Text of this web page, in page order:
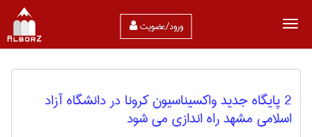
ورود/عضویت
2 پایگاه جدید واکسیناسیون کرونا در دانشگاه آزاد
اسلامی مشهد راه اندازی می شود